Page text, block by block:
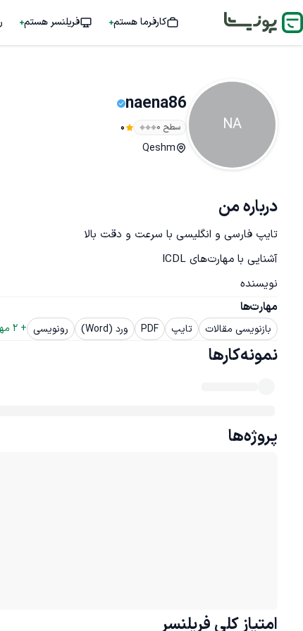
کارفرما هستم فریلنسر هستم
NA
naena86
سطح ۰ 0
Qeshm
درباره من
نویسنده
مهارت‌ها
بازنویسی مقالات تایپ PDF ورد (Word) رونویسی +
2
نمونه‌کارها
پروژه‌ها
امتیاز کلی فریلنسر